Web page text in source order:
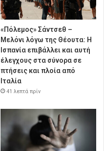
«Πόλεμος» Σάντσεθ –
Μελόνι λόγω της Θέουτα: Η
Ισπανία επιβάλλει και αυτή
έλεγχους στα σύνορα σε
πτήσεις και πλοία από
Ιταλία
41 λεπτά πρίν